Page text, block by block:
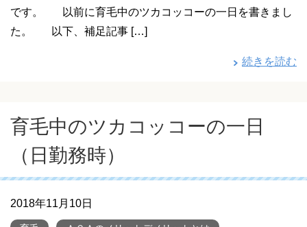
です。 以前に育毛中のツカコッコーの一日を書きまし
た。 以下、補足記事 […]
続きを読む
育毛中のツカコッコーの一日
（日勤務時）
2018年11月10日